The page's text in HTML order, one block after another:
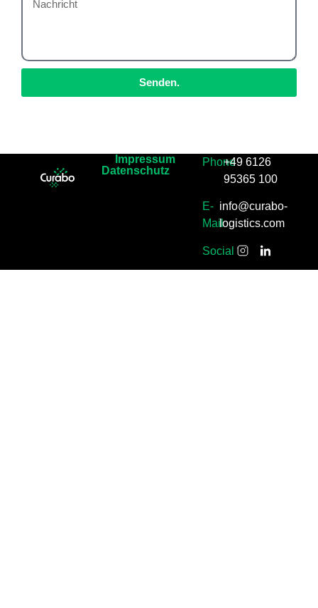
Senden.
Impressum
Datenschutz
Phone+49 6126
95365 100
E-
Mail
info@curabo-
logistics.com
Social